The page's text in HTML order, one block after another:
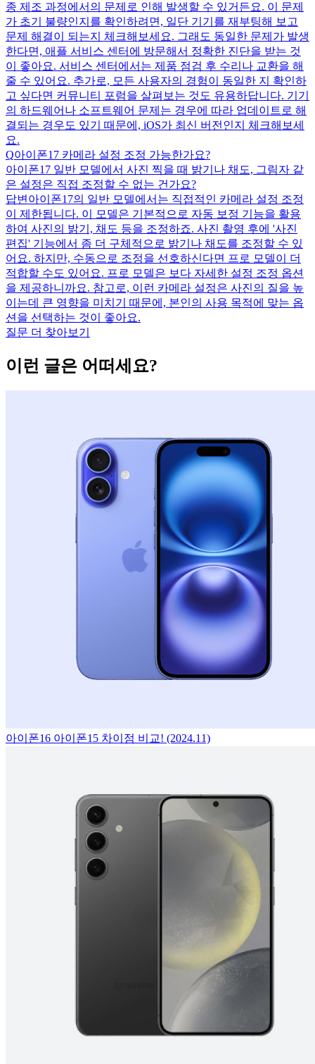
종 제조 과정에서의 문제로 인해 발생할 수 있거든요. 이 문제
가 초기 불량인지를 확인하려면, 일단 기기를 재부팅해 보고
문제 해결이 되는지 체크해보세요. 그래도 동일한 문제가 발생
한다면, 애플 서비스 센터에 방문해서 정확한 진단을 받는 것
이 좋아요. 서비스 센터에서는 제품 점검 후 수리나 교환을 해
줄 수 있어요. 추가로, 모든 사용자의 경험이 동일한 지 확인하
고 싶다면 커뮤니티 포럼을 살펴보는 것도 유용하답니다. 기기
의 하드웨어나 소프트웨어 문제는 경우에 따라 업데이트로 해
결되는 경우도 있기 때문에, iOS가 최신 버전인지 체크해보세
요.
Q아이폰17 카메라 설정 조정 가능한가요?
아이폰17 일반 모델에서 사진 찍을 때 밝기나 채도, 그림자 같
은 설정은 직접 조정할 수 없는 건가요?
답변 아이폰17의 일반 모델에서는 직접적인 카메라 설정 조정
이 제한됩니다. 이 모델은 기본적으로 자동 보정 기능을 활용
하여 사진의 밝기, 채도 등을 조정하죠. 사진 촬영 후에 '사진
편집' 기능에서 좀 더 구체적으로 밝기나 채도를 조정할 수 있
어요. 하지만, 수동으로 조정을 선호하신다면 프로 모델이 더
적합할 수도 있어요. 프로 모델은 보다 자세한 설정 조정 옵션
을 제공하니까요. 참고로, 이런 카메라 설정은 사진의 질을 높
이는데 큰 영향을 미치기 때문에, 본인의 사용 목적에 맞는 옵
션을 선택하는 것이 좋아요.
질문 더 찾아보기
이런 글은 어떠세요?
아이폰16 아이폰15 차이점 비교! (2024.11)